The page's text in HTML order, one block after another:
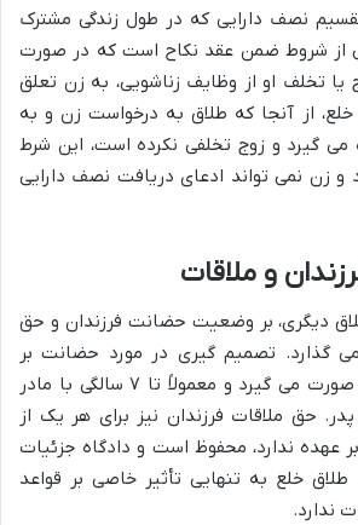
نصف دارایی که در طول زندگی مشترک
شروط ضمن عقد نکاح است که در صورت
تخلف او از وظایف زناشویی، به زن تعلق
خلع، از آنجا که طلاق به درخواست زن و به
گیرد و زوج تخلفی نکرده است، این شرط
و زن نمی تواند ادعای دریافت نصف دارایی
دیگری، بر وضعیت حضانت فرزندان و حق
گذارد. تصمیم گیری در مورد حضانت بر
اساس مصلحت فرزند صورت می گیرد و معمولاً تا ۷ سالگی با مادر
حق ملاقات فرزندان نیز برای هر یک از
عهده ندارد، محفوظ است و دادگاه جزئیات
خلع به تنهایی تأثیر خاصی بر قواعد
ندارد.